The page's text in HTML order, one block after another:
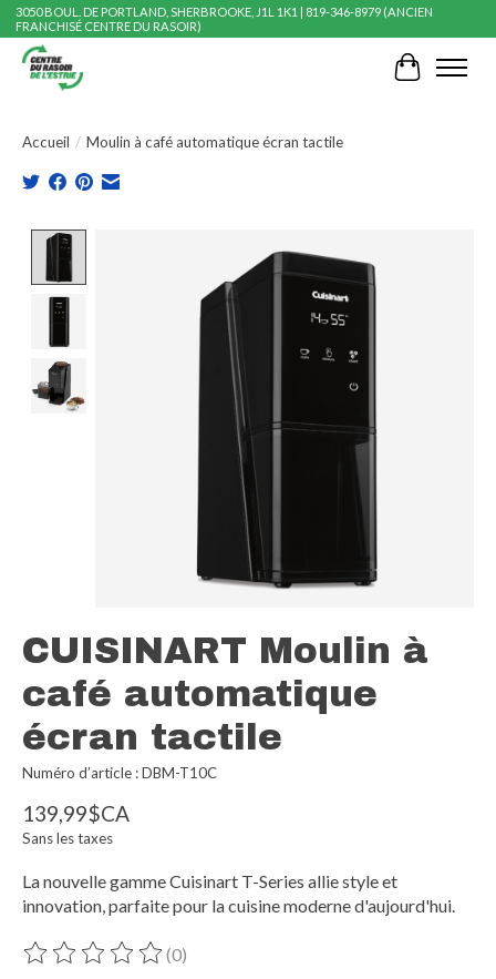
3050 BOUL. DE PORTLAND, SHERBROOKE, J1L 1K1 | 819-346-8979 (ANCIEN
FRANCHISÉ CENTRE DU RASOIR)
Panier
Accueil / Moulin à café automatique écran tactile
CUISINART Moulin à
café automatique
écran tactile
Numéro d’article : DBM-T10C
139,99$CA
Sans les taxes
La nouvelle gamme Cuisinart T-Series allie style et
innovation, parfaite pour la cuisine moderne d'aujourd'hui.
Ce produit est évalué à
(0)